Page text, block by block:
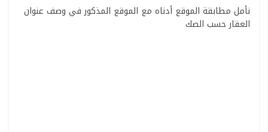
نأمل مطابقة الموقع أدناه مع الموقع المذكور في وصف عنوان
العقار حسب الصك